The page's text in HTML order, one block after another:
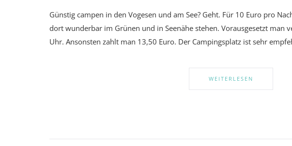
Günstig campen in den Vogesen und am See? Geht. Für 10 Euro pro
dort wunderbar im Grünen und in Seenähe stehen. Vorausgesetzt man
Uhr. Ansonsten zahlt man 13,50 Euro. Der Campingsplatz ist sehr
WEITERLESEN